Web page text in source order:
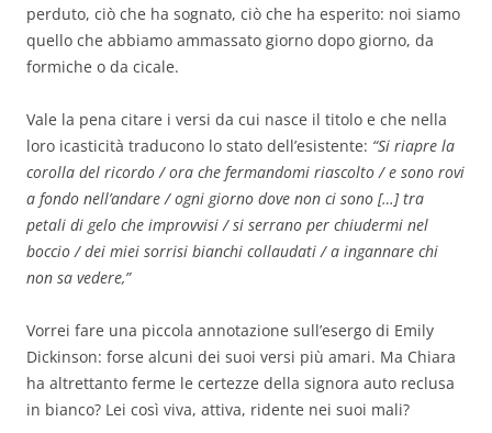
perduto, ciò che ha sognato, ciò che ha esperito: noi siamo
quello che abbiamo ammassato giorno dopo giorno, da
formiche o da cicale.
Vale la pena citare i versi da cui nasce il titolo e che nella
loro icasticità traducono lo stato dell’esistente: “Si riapre la
corolla del ricordo / ora che fermandomi riascolto / e sono rovi
a fondo nell’andare / ogni giorno dove non ci sono […] tra
petali di gelo che improvvisi / si serrano per chiudermi nel
boccio / dei miei sorrisi bianchi collaudati / a ingannare chi
non sa vedere,”
Vorrei fare una piccola annotazione sull’esergo di Emily
Dickinson: forse alcuni dei suoi versi più amari. Ma Chiara
ha altrettanto ferme le certezze della signora auto reclusa
in bianco? Lei così viva, attiva, ridente nei suoi mali?